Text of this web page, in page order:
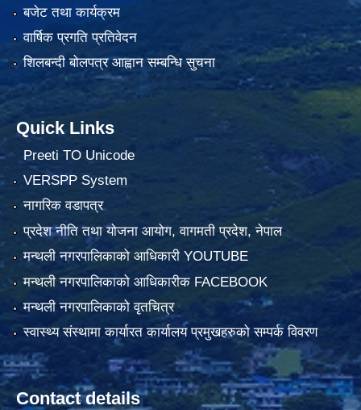
बजेट तथा कार्यक्रम
वार्षिक प्रगति प्रतिवेदन
शिलबन्दी बोलपत्र आह्वान सम्बन्धि सुचना
Quick Links
Preeti TO Unicode
VERSPP System
नागरिक वडापत्र
प्रदेश नीति तथा योजना आयोग, वागमती प्रदेश, नेपाल
मन्थली नगरपालिकाको आधिकारी YOUTUBE
मन्थली नगरपालिकाको आधिकारीक FACEBOOK
मन्थली नगरपालिकाको वृतचित्र
स्वास्थ्य संस्थामा कार्यारत कार्यालय प्रमुखहरुको सम्पर्क विवरण
Contact details